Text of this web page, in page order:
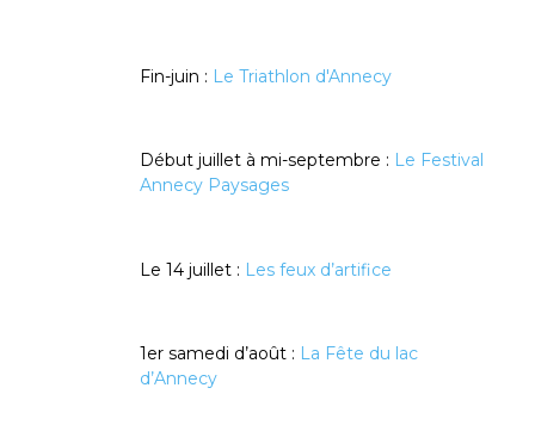
Fin-juin : Le Triathlon d'Annecy
Début juillet à mi-septembre : Le Festival
Annecy Paysages
Le 14 juillet : Les feux d’artifice
1er samedi d’août : La Fête du lac
d’Annecy